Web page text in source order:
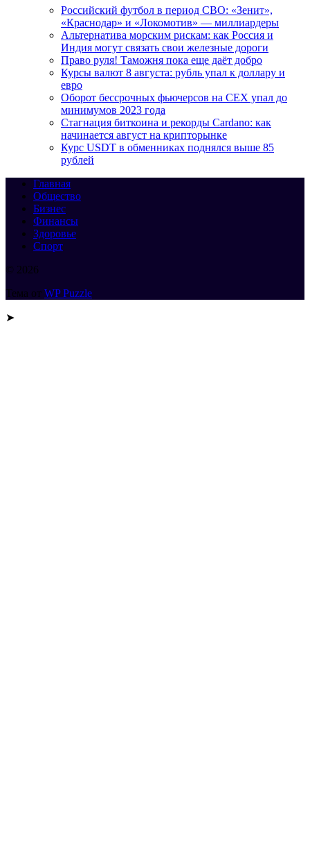
Российский футбол в период СВО: «Зенит»,
«Краснодар» и «Локомотив» — миллиардеры
Альтернатива морским рискам: как Россия и
Индия могут связать свои железные дороги
Право руля! Таможня пока еще даёт добро
Курсы валют 8 августа: рубль упал к доллару и
евро
Оборот бессрочных фьючерсов на CEX упал до
минимумов 2023 года
Стагнация биткоина и рекорды Cardano: как
начинается август на крипторынке
Курс USDT в обменниках поднялся выше 85
рублей
Главная
Общество
Бизнес
Финансы
Здоровье
Спорт
© 2026
Тема от WP Puzzle
➤